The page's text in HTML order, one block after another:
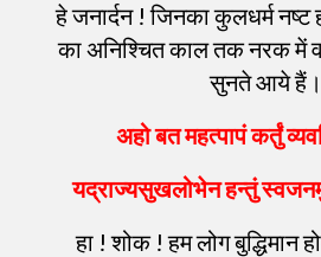
हे जनार्दन ! जिनका कुलधर्म नष्ट
का अनिश्चित काल तक नरक में
सुनते आये हैं।
अहोबतमहत्पापंकर्तुं
यद्राज्यसुखलोभेनहन्तुं
हा ! शोक ! हम लोग बुद्धिमान